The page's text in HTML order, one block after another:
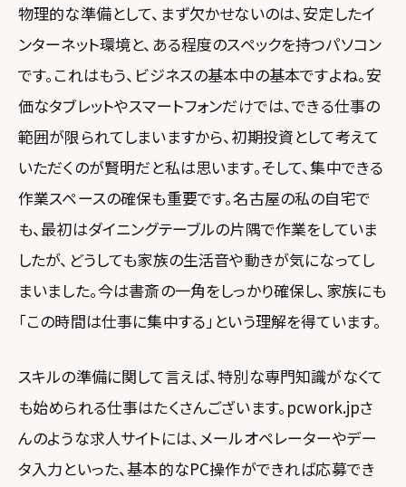
物理的な準備として、まず欠かせないのは、安定したイ
ンターネット環境と、ある程度のスペックを持つパソコン
です。これはもう、ビジネスの基本中の基本ですよね。安
価なタブレットやスマートフォンだけでは、できる仕事の
範囲が限られてしまいますから、初期投資として考えて
いただくのが賢明だと私は思います。そして、集中できる
作業スペースの確保も重要です。名古屋の私の自宅で
も、最初はダイニングテーブルの片隅で作業をしていま
したが、どうしても家族の生活音や動きが気になってし
まいました。今は書斎の一角をしっかり確保し、家族にも
「この時間は仕事に集中する」という理解を得ています。
スキルの準備に関して言えば、特別な専門知識がなくて
も始められる仕事はたくさんございます。pcwork.jpさ
んのような求人サイトには、メールオペレーターやデー
タ入力といった、基本的なPC操作ができれば応募でき